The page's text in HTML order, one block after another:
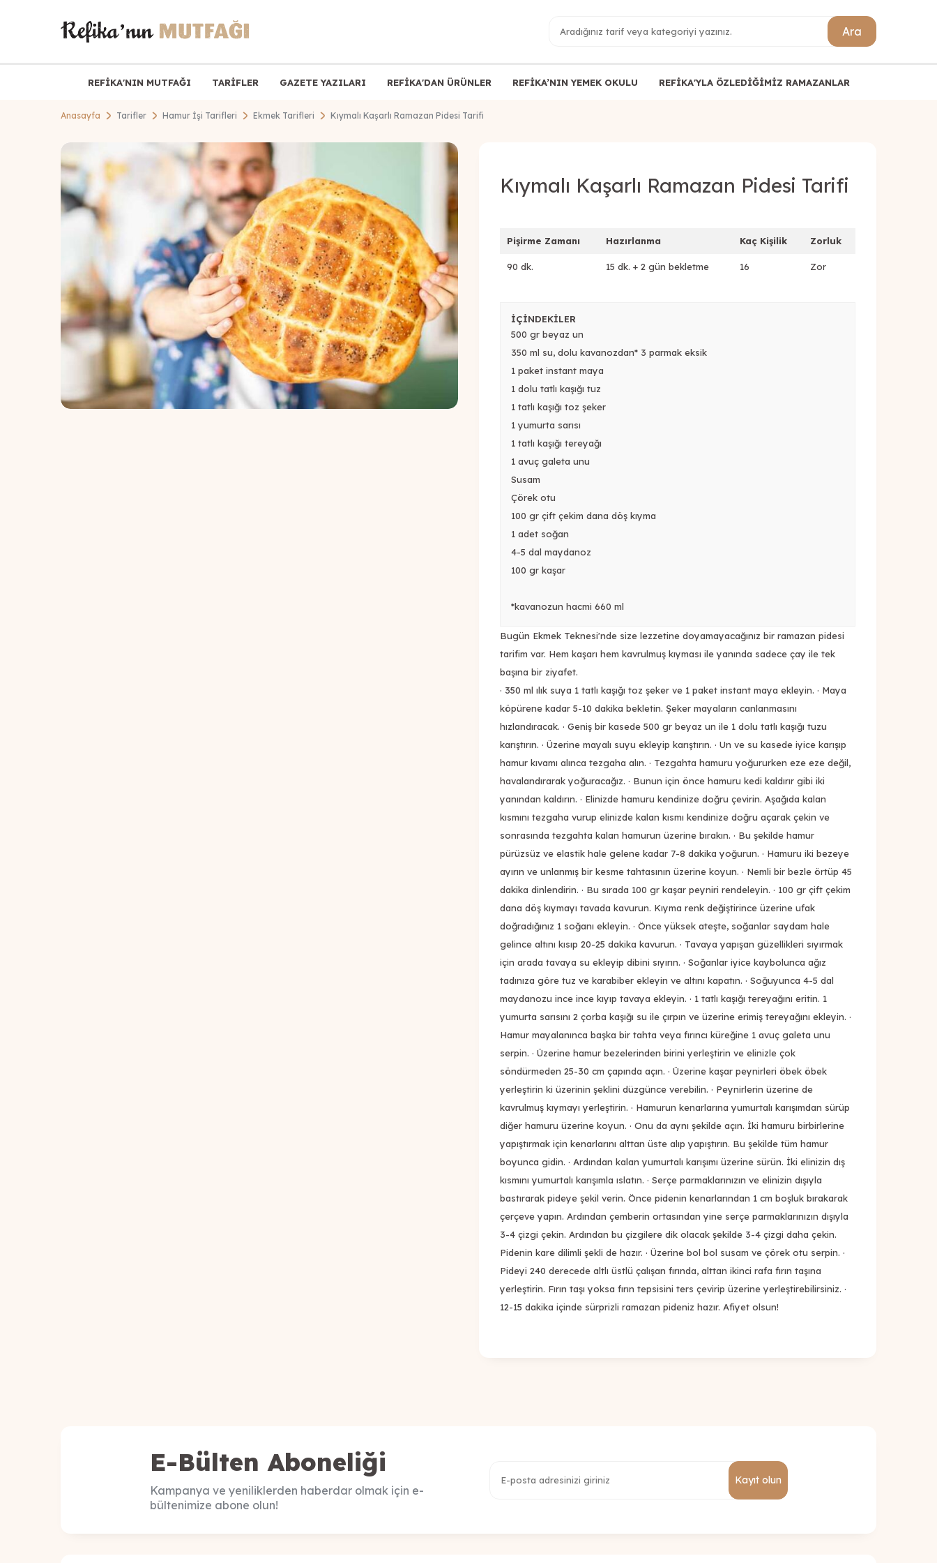
Ara
REFİKA'NIN MUTFAĞI TARİFLER GAZETE YAZILARI REFİKA'DAN ÜRÜNLER REFİKA’NIN YEMEK OKULU REFİKA'YLA ÖZLEDİĞİMİZ RAMAZANLAR
Anasayfa Tarifler Hamur İşi Tarifleri Ekmek Tarifleri Kıymalı Kaşarlı Ramazan Pidesi Tarifi
Kıymalı Kaşarlı Ramazan Pidesi Tarifi
Pişirme Zamanı Hazırlanma Kaç Kişilik Zorluk
90 dk. 15 dk. + 2 gün bekletme 16 Zor
İÇİNDEKİLER
500 gr beyaz un
350 ml su, dolu kavanozdan* 3 parmak eksik
1 paket instant maya
1 dolu tatlı kaşığı tuz
1 tatlı kaşığı toz şeker
1 yumurta sarısı
1 tatlı kaşığı tereyağı
1 avuç galeta unu
Susam
Çörek otu
100 gr çift çekim dana döş kıyma
1 adet soğan
4-5 dal maydanoz
100 gr kaşar
*kavanozun hacmi 660 ml
Bugün Ekmek Teknesi'nde size lezzetine doyamayacağınız bir ramazan pidesi
tarifim var. Hem kaşarı hem kavrulmuş kıyması ile yanında sadece çay ile tek
başına bir ziyafet.
· 350 ml ılık suya 1 tatlı kaşığı toz şeker ve 1 paket instant maya ekleyin. · Maya
köpürene kadar 5-10 dakika bekletin. Şeker mayaların canlanmasını
hızlandıracak. · Geniş bir kasede 500 gr beyaz un ile 1 dolu tatlı kaşığı tuzu
karıştırın. · Üzerine mayalı suyu ekleyip karıştırın. · Un ve su kasede iyice karışıp
hamur kıvamı alınca tezgaha alın. · Tezgahta hamuru yoğururken eze eze değil,
havalandırarak yoğuracağız. · Bunun için önce hamuru kedi kaldırır gibi iki
yanından kaldırın. · Elinizde hamuru kendinize doğru çevirin. Aşağıda kalan
kısmını tezgaha vurup elinizde kalan kısmı kendinize doğru açarak çekin ve
sonrasında tezgahta kalan hamurun üzerine bırakın. · Bu şekilde hamur
pürüzsüz ve elastik hale gelene kadar 7-8 dakika yoğurun. · Hamuru iki bezeye
ayırın ve unlanmış bir kesme tahtasının üzerine koyun. · Nemli bir bezle örtüp 45
dakika dinlendirin. · Bu sırada 100 gr kaşar peyniri rendeleyin. · 100 gr çift çekim
dana döş kıymayı tavada kavurun. Kıyma renk değiştirince üzerine ufak
doğradığınız 1 soğanı ekleyin. · Önce yüksek ateşte, soğanlar saydam hale
gelince altını kısıp 20-25 dakika kavurun. · Tavaya yapışan güzellikleri sıyırmak
için arada tavaya su ekleyip dibini sıyırın. · Soğanlar iyice kaybolunca ağız
tadınıza göre tuz ve karabiber ekleyin ve altını kapatın. · Soğuyunca 4-5 dal
maydanozu ince ince kıyıp tavaya ekleyin. · 1 tatlı kaşığı tereyağını eritin. 1
yumurta sarısını 2 çorba kaşığı su ile çırpın ve üzerine erimiş tereyağını ekleyin. ·
Hamur mayalanınca başka bir tahta veya fırıncı küreğine 1 avuç galeta unu
serpin. · Üzerine hamur bezelerinden birini yerleştirin ve elinizle çok
söndürmeden 25-30 cm çapında açın. · Üzerine kaşar peynirleri öbek öbek
yerleştirin ki üzerinin şeklini düzgünce verebilin. · Peynirlerin üzerine de
kavrulmuş kıymayı yerleştirin. · Hamurun kenarlarına yumurtalı karışımdan sürüp
diğer hamuru üzerine koyun. · Onu da aynı şekilde açın. İki hamuru birbirlerine
yapıştırmak için kenarlarını alttan üste alıp yapıştırın. Bu şekilde tüm hamur
boyunca gidin. · Ardından kalan yumurtalı karışımı üzerine sürün. İki elinizin dış
kısmını yumurtalı karışımla ıslatın. · Serçe parmaklarınızın ve elinizin dışıyla
bastırarak pideye şekil verin. Önce pidenin kenarlarından 1 cm boşluk bırakarak
çerçeve yapın. Ardından çemberin ortasından yine serçe parmaklarınızın dışıyla
3-4 çizgi çekin. Ardından bu çizgilere dik olacak şekilde 3-4 çizgi daha çekin.
Pidenin kare dilimli şekli de hazır. · Üzerine bol bol susam ve çörek otu serpin. ·
Pideyi 240 derecede altlı üstlü çalışan fırında, alttan ikinci rafa fırın taşına
yerleştirin. Fırın taşı yoksa fırın tepsisini ters çevirip üzerine yerleştirebilirsiniz. ·
12-15 dakika içinde sürprizli ramazan pideniz hazır. Afiyet olsun!
E-Bülten Aboneliği
Kampanya ve yeniliklerden haberdar olmak için e-
bültenimize abone olun!
Kayıt olun